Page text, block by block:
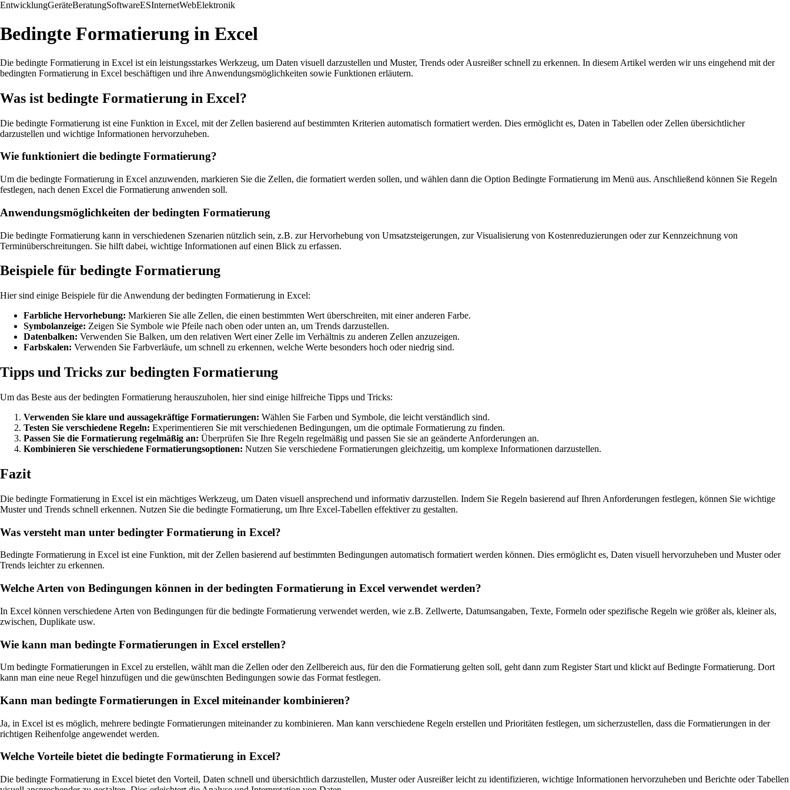
EntwicklungGeräteBeratungSoftwareESInternetWebElektronik
Bedingte Formatierung in Excel
Die bedingte Formatierung in Excel ist ein leistungsstarkes Werkzeug, um Daten visuell darzustellen und Muster, Trends oder Ausreißer schnell zu erkennen. In diesem Artikel werden wir uns eingehend mit der
bedingten Formatierung in Excel beschäftigen und ihre Anwendungsmöglichkeiten sowie Funktionen erläutern.
Was ist bedingte Formatierung in Excel?
Die bedingte Formatierung ist eine Funktion in Excel, mit der Zellen basierend auf bestimmten Kriterien automatisch formatiert werden. Dies ermöglicht es, Daten in Tabellen oder Zellen übersichtlicher
darzustellen und wichtige Informationen hervorzuheben.
Wie funktioniert die bedingte Formatierung?
Um die bedingte Formatierung in Excel anzuwenden, markieren Sie die Zellen, die formatiert werden sollen, und wählen dann die Option Bedingte Formatierung im Menü aus. Anschließend können Sie Regeln
festlegen, nach denen Excel die Formatierung anwenden soll.
Anwendungsmöglichkeiten der bedingten Formatierung
Die bedingte Formatierung kann in verschiedenen Szenarien nützlich sein, z.B. zur Hervorhebung von Umsatzsteigerungen, zur Visualisierung von Kostenreduzierungen oder zur Kennzeichnung von
Terminüberschreitungen. Sie hilft dabei, wichtige Informationen auf einen Blick zu erfassen.
Beispiele für bedingte Formatierung
Hier sind einige Beispiele für die Anwendung der bedingten Formatierung in Excel:
Farbliche Hervorhebung: Markieren Sie alle Zellen, die einen bestimmten Wert überschreiten, mit einer anderen Farbe.
Symbolanzeige: Zeigen Sie Symbole wie Pfeile nach oben oder unten an, um Trends darzustellen.
Datenbalken: Verwenden Sie Balken, um den relativen Wert einer Zelle im Verhältnis zu anderen Zellen anzuzeigen.
Farbskalen: Verwenden Sie Farbverläufe, um schnell zu erkennen, welche Werte besonders hoch oder niedrig sind.
Tipps und Tricks zur bedingten Formatierung
Um das Beste aus der bedingten Formatierung herauszuholen, hier sind einige hilfreiche Tipps und Tricks:
Verwenden Sie klare und aussagekräftige Formatierungen: Wählen Sie Farben und Symbole, die leicht verständlich sind.
Testen Sie verschiedene Regeln: Experimentieren Sie mit verschiedenen Bedingungen, um die optimale Formatierung zu finden.
Passen Sie die Formatierung regelmäßig an: Überprüfen Sie Ihre Regeln regelmäßig und passen Sie sie an geänderte Anforderungen an.
Kombinieren Sie verschiedene Formatierungsoptionen: Nutzen Sie verschiedene Formatierungen gleichzeitig, um komplexe Informationen darzustellen.
Fazit
Die bedingte Formatierung in Excel ist ein mächtiges Werkzeug, um Daten visuell ansprechend und informativ darzustellen. Indem Sie Regeln basierend auf Ihren Anforderungen festlegen, können Sie wichtige
Muster und Trends schnell erkennen. Nutzen Sie die bedingte Formatierung, um Ihre Excel-Tabellen effektiver zu gestalten.
Was versteht man unter bedingter Formatierung in Excel?
Bedingte Formatierung in Excel ist eine Funktion, mit der Zellen basierend auf bestimmten Bedingungen automatisch formatiert werden können. Dies ermöglicht es, Daten visuell hervorzuheben und Muster oder
Trends leichter zu erkennen.
Welche Arten von Bedingungen können in der bedingten Formatierung in Excel verwendet werden?
In Excel können verschiedene Arten von Bedingungen für die bedingte Formatierung verwendet werden, wie z.B. Zellwerte, Datumsangaben, Texte, Formeln oder spezifische Regeln wie größer als, kleiner als,
zwischen, Duplikate usw.
Wie kann man bedingte Formatierungen in Excel erstellen?
Um bedingte Formatierungen in Excel zu erstellen, wählt man die Zellen oder den Zellbereich aus, für den die Formatierung gelten soll, geht dann zum Register Start und klickt auf Bedingte Formatierung. Dort
kann man eine neue Regel hinzufügen und die gewünschten Bedingungen sowie das Format festlegen.
Kann man bedingte Formatierungen in Excel miteinander kombinieren?
Ja, in Excel ist es möglich, mehrere bedingte Formatierungen miteinander zu kombinieren. Man kann verschiedene Regeln erstellen und Prioritäten festlegen, um sicherzustellen, dass die Formatierungen in der
richtigen Reihenfolge angewendet werden.
Welche Vorteile bietet die bedingte Formatierung in Excel?
Die bedingte Formatierung in Excel bietet den Vorteil, Daten schnell und übersichtlich darzustellen, Muster oder Ausreißer leicht zu identifizieren, wichtige Informationen hervorzuheben und Berichte oder Tabellen